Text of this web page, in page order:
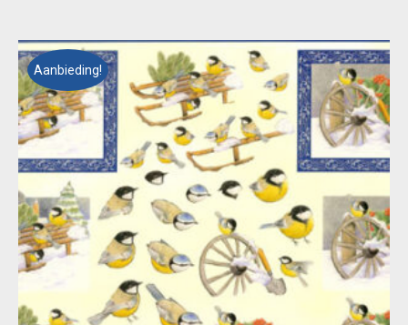
Aanbieding!